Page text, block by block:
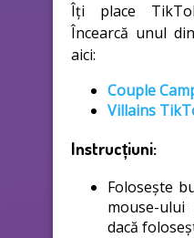
Îți place
Încearcă unul
aici:
Couple
Villains
Instrucțiuni:
Folosește
mouse-
dacă